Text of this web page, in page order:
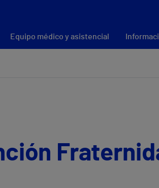
Equipo médico y asistencial